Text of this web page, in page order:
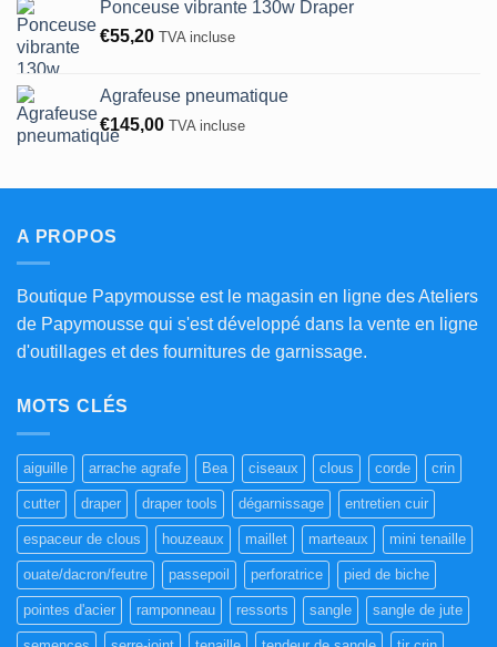
était :
€35,00.
est :
€27,00.
Ponceuse vibrante 130w Draper
€55,20 TVA incluse
Agrafeuse pneumatique
€145,00 TVA incluse
A PROPOS
Boutique Papymousse est le magasin en ligne des Ateliers
de Papymousse qui s'est développé dans la vente en ligne
d'outillages et des fournitures de garnissage.
MOTS CLÉS
aiguille arrache agrafe Bea ciseaux clous corde crin
cutter draper draper tools dégarnissage entretien cuir
espaceur de clous houzeaux maillet marteaux mini tenaille
ouate/dacron/feutre passepoil perforatrice pied de biche
pointes d'acier ramponneau ressorts sangle sangle de jute